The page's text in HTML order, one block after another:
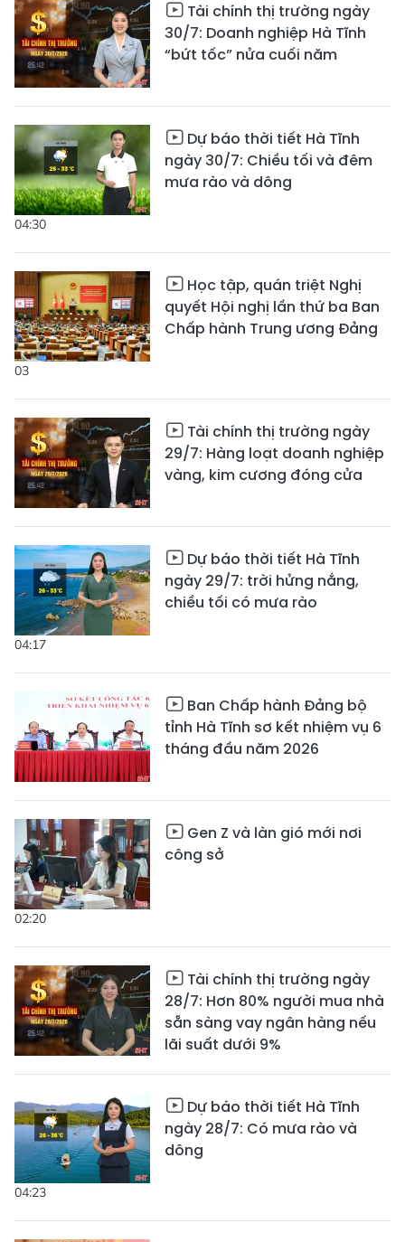
Tài chính thị trường ngày
30/7: Doanh nghiệp Hà Tĩnh
“bứt tốc” nửa cuối năm
04:30
Dự báo thời tiết Hà Tĩnh
ngày 30/7: Chiều tối và đêm
mưa rào và dông
03
Học tập, quán triệt Nghị
quyết Hội nghị lần thứ ba Ban
Chấp hành Trung ương Đảng
Tài chính thị trường ngày
29/7: Hàng loạt doanh nghiệp
vàng, kim cương đóng cửa
04:17
Dự báo thời tiết Hà Tĩnh
ngày 29/7: trời hửng nắng,
chiều tối có mưa rào
Ban Chấp hành Đảng bộ
tỉnh Hà Tĩnh sơ kết nhiệm vụ 6
tháng đầu năm 2026
02:20
Gen Z và làn gió mới nơi
công sở
Tài chính thị trường ngày
28/7: Hơn 80% người mua nhà
sẵn sàng vay ngân hàng nếu
lãi suất dưới 9%
04:23
Dự báo thời tiết Hà Tĩnh
ngày 28/7: Có mưa rào và
dông